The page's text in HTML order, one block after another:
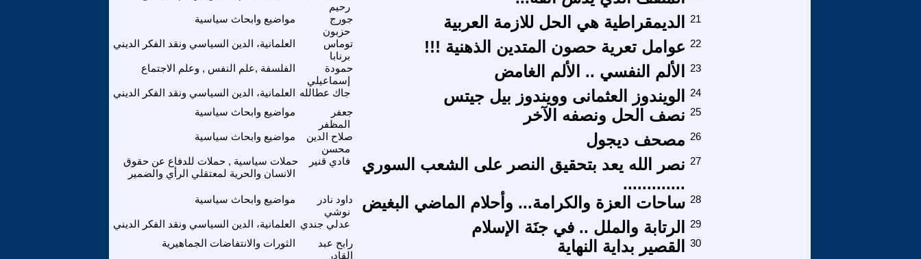
رحيم
مواضيع وابحاث سياسية
جورج
حزبون
الديمقراطية هي الحل للازمة العربية 21
العلمانية، الدين السياسي ونقد الفكر الديني
توماس
برنابا
عوامل تعرية حصون المتدين الذهنية !!! 22
الفلسفة ,علم النفس , وعلم الاجتماع
حمودة
إسماعيلي
الألم النفسي .. الألم الغامض 23
العلمانية، الدين السياسي ونقد الفكر الديني جاك عطالله الويندوز العثمانى وويندوز بيل جيتس
24
مواضيع وابحاث سياسية
جعفر
المظفر
نصف الحل ونصفه الآخر 25
مواضيع وابحاث سياسية
صلاح الدين
محسن
مصحف ديجول 26
حملات سياسية , حملات للدفاع عن حقوق
الانسان والحرية لمعتقلي الرأي والضمير
فادي قنير
نصر الله يعد بتحقيق النصر على الشعب السوري
.............
27
مواضيع وابحاث سياسية
داود نادر
نوشي
ساحات العزة والكرامة... وأحلام الماضي البغيض 28
العلمانية، الدين السياسي ونقد الفكر الديني عدلي جندي الرتابة والملل .. في جنَة الإسلام
29
الثورات والانتفاضات الجماهيرية
رابح عبد
القادر
القصير بداية النهاية 30